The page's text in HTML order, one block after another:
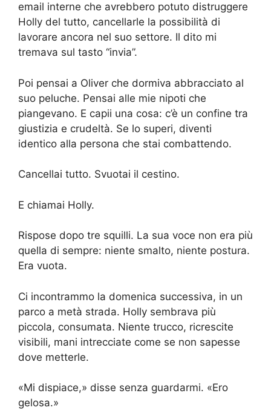
email interne che avrebbero potuto distruggere
Holly del tutto, cancellarle la possibilità di
lavorare ancora nel suo settore. Il dito mi
tremava sul tasto “invia”.
Poi pensai a Oliver che dormiva abbracciato al
suo peluche. Pensai alle mie nipoti che
piangevano. E capii una cosa: c’è un confine tra
giustizia e crudeltà. Se lo superi, diventi
identico alla persona che stai combattendo.
Cancellai tutto. Svuotai il cestino.
E chiamai Holly.
Rispose dopo tre squilli. La sua voce non era più
quella di sempre: niente smalto, niente postura.
Era vuota.
Ci incontrammo la domenica successiva, in un
parco a metà strada. Holly sembrava più
piccola, consumata. Niente trucco, ricrescite
visibili, mani intrecciate come se non sapesse
dove metterle.
«Mi dispiace,» disse senza guardarmi. «Ero
gelosa.»